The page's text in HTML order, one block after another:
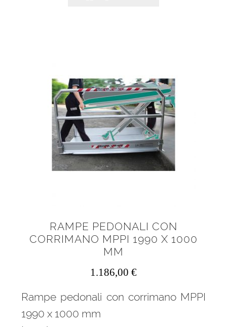
RAMPE PEDONALI CON
CORRIMANO MPPI 1990 X 1000
MM
1.186,00 €
Rampe pedonali con corrimano MPPI
1990 x 1000 mm